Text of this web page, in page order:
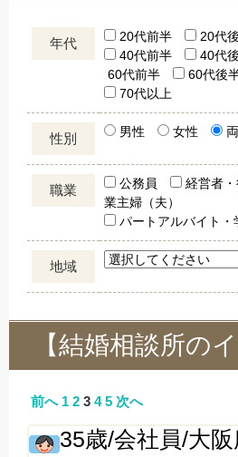
年代 20代前半 20代
40代前半
40代
60代前半
60代後
70代以上
性別 男性 女性
職業 公務員 経営者・
業主婦（夫）
パートアルバイト・
地域
【結婚相談所の
前へ 1 2 3 4 5 次へ
35歳/会社員/大阪